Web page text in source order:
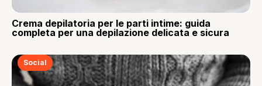
Crema depilatoria per le parti intime: guida
completa per una depilazione delicata e sicura
Social